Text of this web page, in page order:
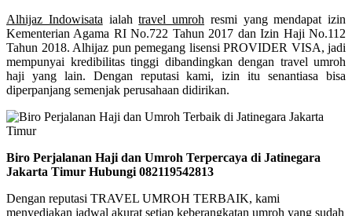
Alhijaz Indowisata ialahtravel umroh resmi yang mendapat izin
Kementerian Agama RI No.722 Tahun 2017 dan Izin Haji No.112
Tahun 2018. Alhijaz pun pemegang lisensi PROVIDER VISA, jadi
mempunyai kredibilitas tinggi dibandingkan dengan travel umroh
haji yang lain. Dengan reputasi kami, izin itu senantiasa bisa
diperpanjang semenjak perusahaan didirikan.
Biro Perjalanan Haji dan Umroh Terpercaya di Jatinegara
Jakarta Timur Hubungi 082119542813
Dengan reputasi TRAVEL UMROH TERBAIK, kami
menyediakan jadwal akurat setiap keberangkatan umroh yang sudah